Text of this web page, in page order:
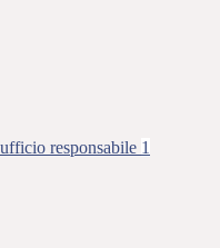
responsabile 1